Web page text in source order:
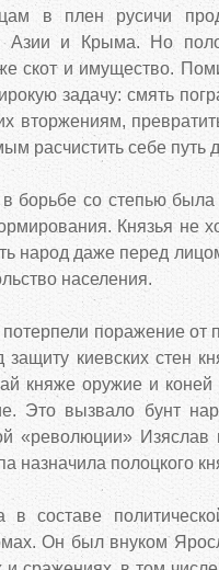
в плен русичи
Азии и Крыма. Но
скот и имущество.
задачу: смять
вторжениям,
расчистить себе путь
в борьбе со степью
Князья не
народ даже перед
населения.
поражение от
киевских стен
княже оружие и
Это вызвало бунт
«революции»
назначила полоцкого
составе
Он был внуком